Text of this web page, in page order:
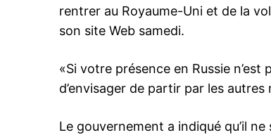
rentrer au Royaume-Uni et de la
son site Web samedi.
«Si votre présence en Russie
d’envisager de partir par les
Le gouvernement a indiqué qu’il